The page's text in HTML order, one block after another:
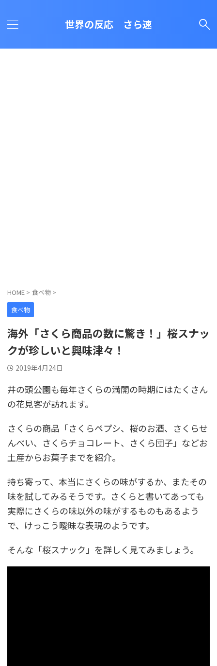
世界の反応 さら速
HOME > 食べ物 >
食べ物
海外「さくら商品の数に驚き！」桜スナッ
クが珍しいと興味津々！
2019年4月24日
井の頭公園も毎年さくらの満開の時期にはたくさん
の花見客が訪れます。
さくらの商品「さくらペプシ、桜のお酒、さくらせ
んべい、さくらチョコレート、さくら団子」などお
土産からお菓子までを紹介。
持ち寄って、本当にさくらの味がするか、またその
味を試してみるそうです。さくらと書いてあっても
実際にさくらの味以外の味がするものもあるよう
で、けっこう曖昧な表現のようです。
そんな「桜スナック」を詳しく見てみましょう。